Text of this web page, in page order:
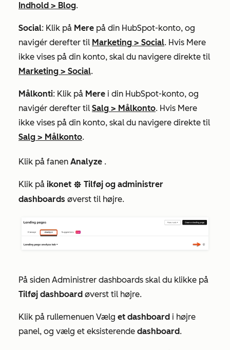
Indhold > Blog.
Social: Klik på Mere på din HubSpot-konto, og
navigér derefter til Marketing > Social. Hvis Mere
ikke vises på din konto, skal du navigere direkte til
Marketing > Social.
Målkonti: Klik på Mere i din HubSpot-konto, og
navigér derefter til Salg > Målkonto. Hvis Mere
ikke vises på din konto, skal du navigere direkte til
Salg > Målkonto.
Klik på fanen Analyze .
Klik på ikonet settingsIcon Tilføj og administrer
dashboards øverst til højre.
På siden Administrer dashboards skal du klikke på
Tilføj dashboard øverst til højre.
Klik på rullemenuen Vælg et dashboard i højre
panel, og vælg et eksisterende dashboard.